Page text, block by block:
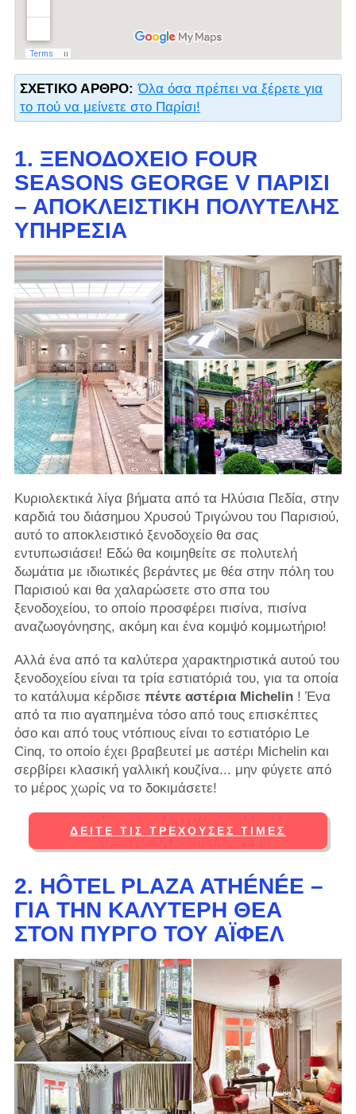
ΣΧΕΤΙΚΌ ΆΡΘΡΟ:Όλα όσα πρέπει να ξέρετε για
το πού να μείνετε στο Παρίσι!
1. ΞΕΝΟΔΟΧΕΊΟ FOUR
SEASONS GEORGE V ΠΑΡΊΣΙ
– ΑΠΟΚΛΕΙΣΤΙΚΉ ΠΟΛΥΤΕΛΉΣ
ΥΠΗΡΕΣΊΑ
Κυριολεκτικά λίγα βήματα από τα Ηλύσια Πεδία, στην
καρδιά του διάσημου Χρυσού Τριγώνου του Παρισιού,
αυτό το αποκλειστικό ξενοδοχείο θα σας
εντυπωσιάσει! Εδώ θα κοιμηθείτε σε πολυτελή
δωμάτια με ιδιωτικές βεράντες με θέα στην πόλη του
Παρισιού και θα χαλαρώσετε στο σπα του
ξενοδοχείου, το οποίο προσφέρει πισίνα, πισίνα
αναζωογόνησης, ακόμη και ένα κομψό κομμωτήριο!
Αλλά ένα από τα καλύτερα χαρακτηριστικά αυτού του
ξενοδοχείου είναι τα τρία εστιατόριά του, για τα οποία
το κατάλυμα κέρδισε πέντε αστέρια Michelin! Ένα
από τα πιο αγαπημένα τόσο από τους επισκέπτες
όσο και από τους ντόπιους είναι το εστιατόριο Le
Cinq, το οποίο έχει βραβευτεί με αστέρι Michelin και
σερβίρει κλασική γαλλική κουζίνα... μην φύγετε από
το μέρος χωρίς να το δοκιμάσετε!
ΔΕΊΤΕ ΤΙΣ ΤΡΈΧΟΥΣΕΣ ΤΙΜΈΣ
2. HÔTEL PLAZA ATHÉNÉE –
ΓΙΑ ΤΗΝ ΚΑΛΎΤΕΡΗ ΘΈΑ
ΣΤΟΝ ΠΎΡΓΟ ΤΟΥ ΆΙΦΕΛ